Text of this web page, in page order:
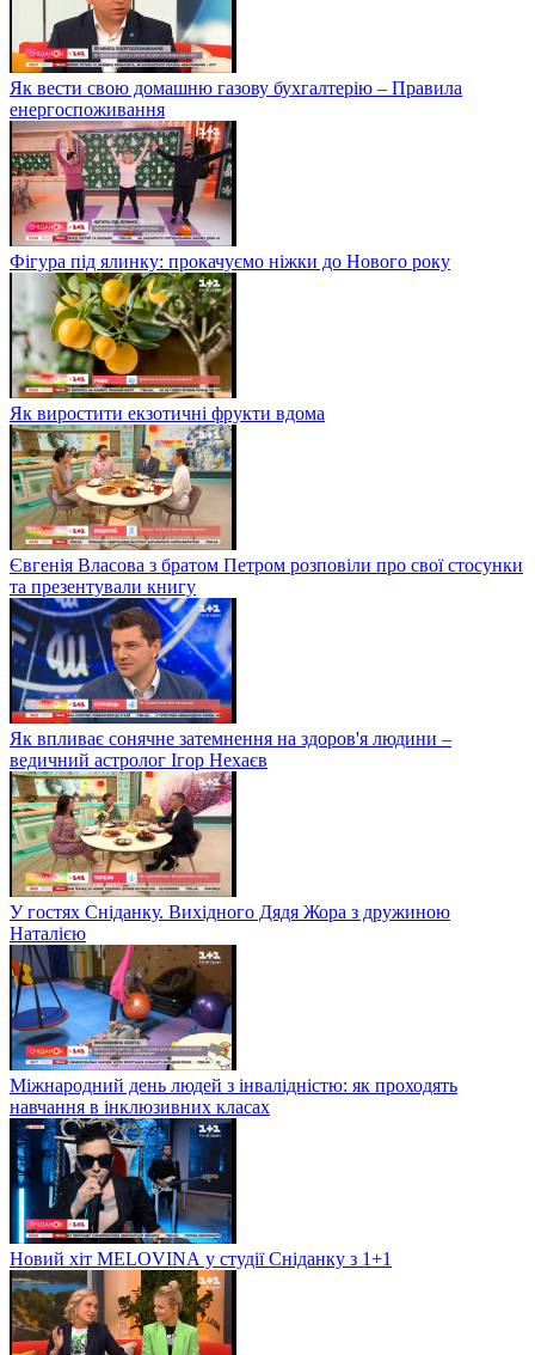
Як вести свою домашню газову бухгалтерію – Правила
енергоспоживання
Фігура під ялинку: прокачуємо ніжки до Нового року
Як виростити екзотичні фрукти вдома
Євгенія Власова з братом Петром розповіли про свої стосунки
та презентували книгу
Як впливає сонячне затемнення на здоров'я людини –
ведичний астролог Ігор Нехаєв
У гостях Сніданку. Вихідного Дядя Жора з дружиною
Наталією
Міжнародний день людей з інвалідністю: як проходять
навчання в інклюзивних класах
Новий хіт MELOVINА у студії Сніданку з 1+1